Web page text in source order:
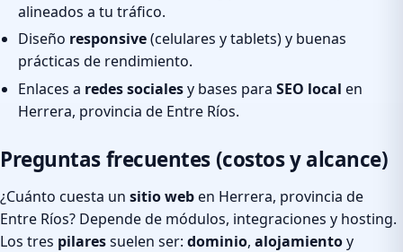
alineados a tu tráfico.
Diseño responsive(celulares y tablets) y buenas
prácticas de rendimiento.
Enlaces a redes socialesy bases para SEO local en
Herrera, provincia de Entre Ríos.
Preguntas frecuentes (costos y alcance)
¿Cuánto cuesta un sitio weben Herrera, provincia de
Entre Ríos? Depende de módulos, integraciones y hosting.
Los tres pilaressuelen ser: dominio, alojamientoy